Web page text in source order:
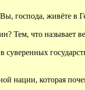
господа, живёте в
Тем, что
суверенных
нации, которая